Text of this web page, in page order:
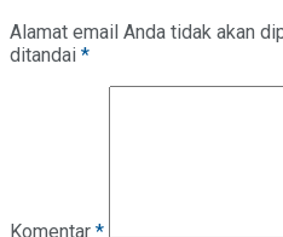
Alamat email Anda tidak akan
ditandai *
Komentar *